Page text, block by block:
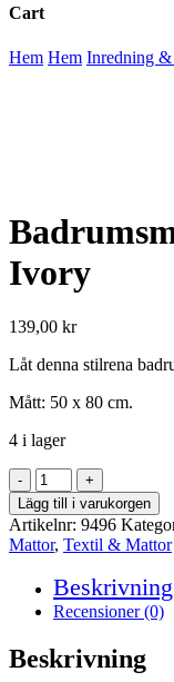
Cart
Close
Hem Hem Inredning
Ivory
139,00 kr
Låt denna stilrena
Mått: 50 x 80 cm.
4 i lager
Badrumsmatta
-
50
x
80
cm,
Ivory
mängd
Lägg till i varukorgen
Artikelnr: 9496
Mattor, Textil & Mattor
Beskrivning
Recensioner (0)
Beskrivning